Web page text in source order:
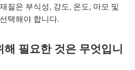
질은 부식성, 강도, 온도, 마모 및
택해야 합니다.
필요한 것은 무엇입니